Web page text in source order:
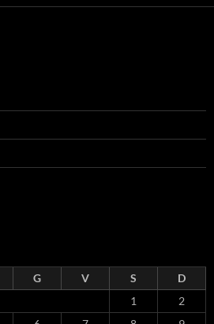
G V S
D
1
2